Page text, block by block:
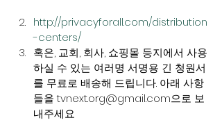
http://privacyforall.com/distribution
-centers/
혹은, 교회, 회사, 쇼핑몰 등지에서 사용
하실 수 있는 여러명 서명용 긴 청원서
를 무료로 배송해 드립니다. 아래 사항
들을 tvnext.org@gmail.com으로 보
내주세요